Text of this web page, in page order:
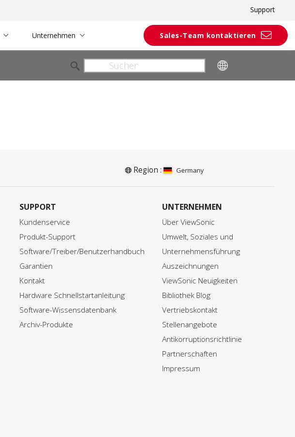
Support
Unternehmen Sales-Team kontaktieren
Region : Germany
SUPPORT
Kundenservice
Produkt-Support
Software/Treiber/Benutzerhandbuch
Garantien
Kontakt
Hardware Schnellstartanleitung
Software-Wissensdatenbank
Archiv-Produkte
UNTERNEHMEN
Über ViewSonic
Umwelt, Soziales und
Unternehmensführung
Auszeichnungen
ViewSonic Neuigkeiten
Bibliothek Blog
Vertriebskontakt
Stellenangebote
Antikorruptionsrichtlinie
Partnerschaften
Impressum